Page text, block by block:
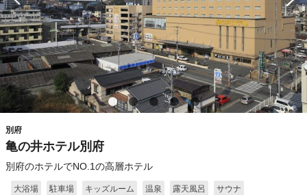
別府
亀の井ホテル別府
別府のホテルでNO.1の高層ホテル
大浴場 駐車場 キッズルーム 温泉 露天風呂 サウナ